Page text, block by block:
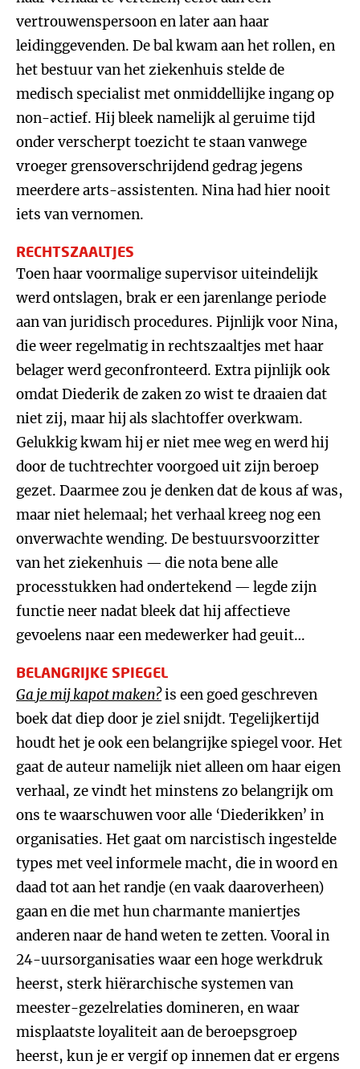
vertrouwenspersoon en later aan haar
leidinggevenden. De bal kwam aan het rollen, en
het bestuur van het ziekenhuis stelde de
medisch specialist met onmiddellijke ingang op
non-actief. Hij bleek namelijk al geruime tijd
onder verscherpt toezicht te staan vanwege
vroeger grensoverschrijdend gedrag jegens
meerdere arts-assistenten. Nina had hier nooit
iets van vernomen.
RECHTSZAALTJES
Toen haar voormalige supervisor uiteindelijk
werd ontslagen, brak er een jarenlange periode
aan van juridisch procedures. Pijnlijk voor Nina,
die weer regelmatig in rechtszaaltjes met haar
belager werd geconfronteerd. Extra pijnlijk ook
omdat Diederik de zaken zo wist te draaien dat
niet zij, maar hij als slachtoffer overkwam.
Gelukkig kwam hij er niet mee weg en werd hij
door de tuchtrechter voorgoed uit zijn beroep
gezet. Daarmee zou je denken dat de kous af was,
maar niet helemaal; het verhaal kreeg nog een
onverwachte wending. De bestuursvoorzitter
van het ziekenhuis — die nota bene alle
processtukken had ondertekend — legde zijn
functie neer nadat bleek dat hij affectieve
gevoelens naar een medewerker had geuit…
BELANGRIJKE SPIEGEL
Ga je mij kapot maken?is een goed geschreven
boek dat diep door je ziel snijdt. Tegelijkertijd
houdt het je ook een belangrijke spiegel voor. Het
gaat de auteur namelijk niet alleen om haar eigen
verhaal, ze vindt het minstens zo belangrijk om
ons te waarschuwen voor alle ‘Diederikken’ in
organisaties. Het gaat om narcistisch ingestelde
types met veel informele macht, die in woord en
daad tot aan het randje (en vaak daaroverheen)
gaan en die met hun charmante maniertjes
anderen naar de hand weten te zetten. Vooral in
24-uursorganisaties waar een hoge werkdruk
heerst, sterk hiërarchische systemen van
meester-gezelrelaties domineren, en waar
misplaatste loyaliteit aan de beroepsgroep
heerst, kun je er vergif op innemen dat er ergens